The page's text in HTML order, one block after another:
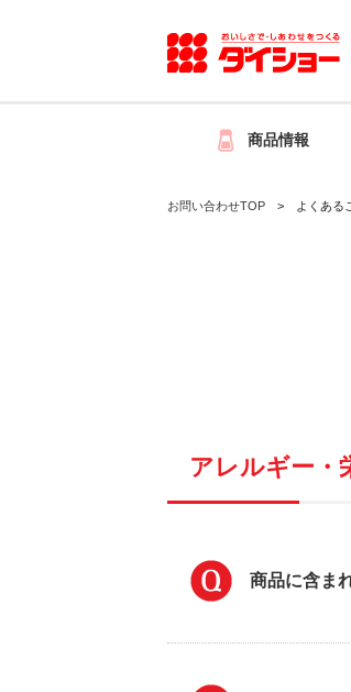
商品情報
お問い合わせTOP よくある
アレルギー・
商品に含ま